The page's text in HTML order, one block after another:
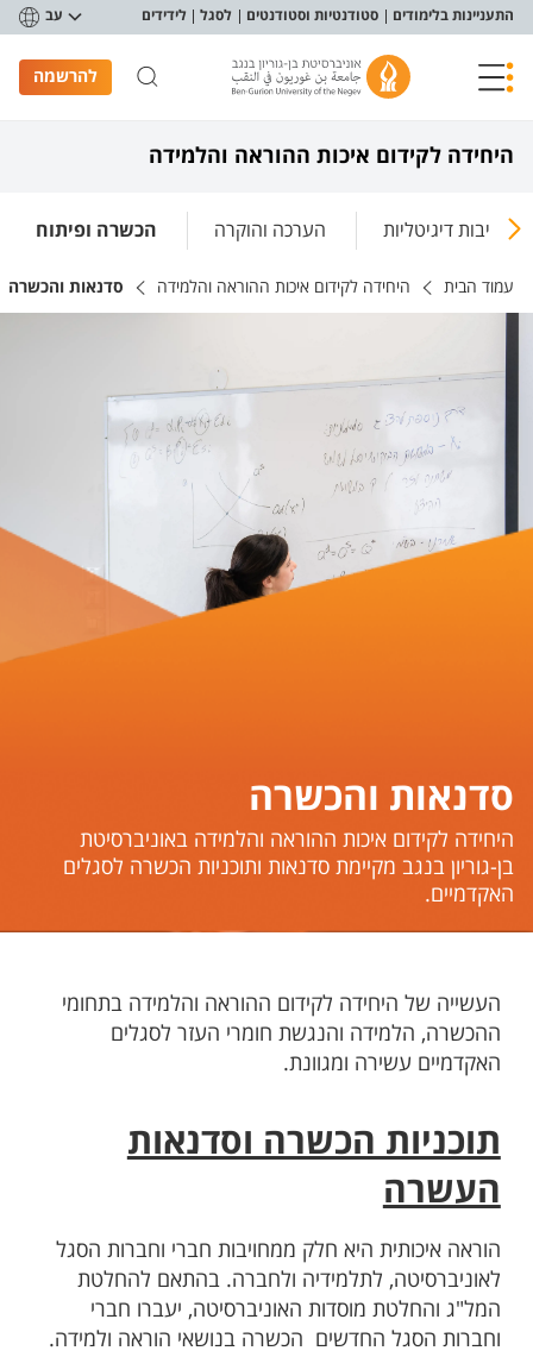
תפריט נגישות
התעניינות בלימודים סטודנטיות וסטודנטים לסגל לידידים עב
להרשמה
היחידה לקידום איכות ההוראה והלמידה
בסביבות דיגיטליות הערכה והוקרה הכשרה ופיתוח
עמוד הבית היחידה לקידום איכות ההוראה והלמידה סדנאות והכשרה
סדנאות והכשרה
​​​​​היחידה לקידום איכות ההוראה והלמידה באוניברסיטת
בן-גוריון בנגב מקיימת סדנאות ותוכניות הכשרה לסגלים
האקדמיים.
העשייה של היחידה לקידום ההוראה והלמידה בתחומי
ההכשרה, הלמידה והנגשת חומרי העזר לסגלים
האקדמיים עשירה ומגוונת.
תוכניות הכשרה וסדנאות
העשרה
הוראה איכותית היא חלק ממחויבות חברי וחברות הסגל
לאוניברסיטה, לתלמידיה ולחברה. בהתאם להחלטת
המל"ג והחלטת מוסדות האוניברסיטה, יעברו חברי
וחברות הסגל החדשים הכשרה בנושאי הוראה ולמידה.